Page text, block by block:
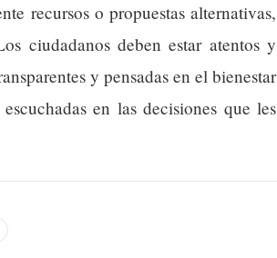
recursos o propuestas alternativas,
ciudadanos deben estar atentos y
y pensadas en el bienestar
en las decisiones que les